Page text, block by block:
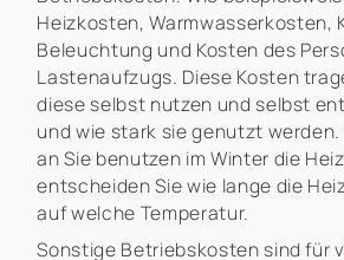
Heizkosten, Warmwasserkosten,
Beleuchtung und Kosten des
Lastenaufzugs. Diese Kosten
diese selbst nutzen und selbst
und wie stark sie genutzt werden.
an Sie benutzen im Winter die
entscheiden Sie wie lange die
auf welche Temperatur.
Sonstige Betriebskosten sind für